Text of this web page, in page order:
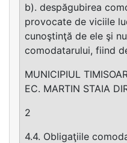
b). despăgubirea
provocate de viciile
cunoştinţă de ele şi
comodatarului, fiind
MUNICIPIUL
EC. MARTIN STAIA
2
4.4. Obligaţiile